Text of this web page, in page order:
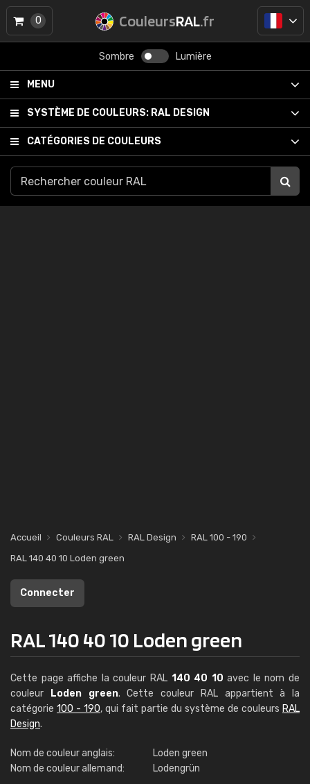
CouleursRAL.fr
Sombre Lumière
MENU
SYSTÈME DE COULEURS: RAL DESIGN
CATÉGORIES DE COULEURS
0
Accueil Couleurs RAL RAL Design
RAL 100 - 190
RAL 140 40 10 Loden green
Connecter
RAL 140 40 10 Loden green
Cette page affiche la couleur RAL 140 40 10 avec le nom de
couleur
Loden green. Cette couleur RAL appartient à la
catégorie 100 - 190, qui fait partie du système de couleurs RAL
Design.
Nom de couleur anglais:
Loden green
Nom de couleur allemand:
Lodengrün